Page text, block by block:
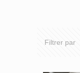
Filtrer par